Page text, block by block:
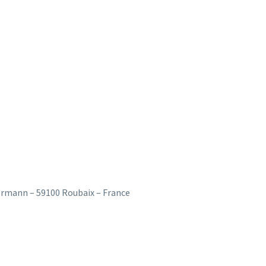
– 59100 Roubaix – France